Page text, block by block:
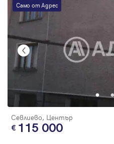
Само от Адрес
Севлиево, Център
115 000